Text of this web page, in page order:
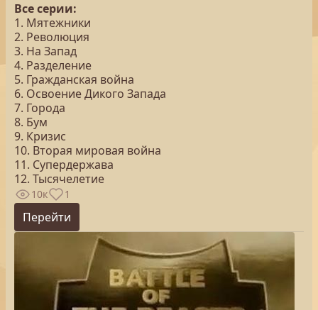
Все серии:
1. Мятежники
2. Революция
3. На Запад
4. Разделение
5. Гражданская война
6. Освоение Дикого Запада
7. Города
8. Бум
9. Кризис
10. Вторая мировая война
11. Супердержава
12. Тысячелетие
10к 1
Перейти